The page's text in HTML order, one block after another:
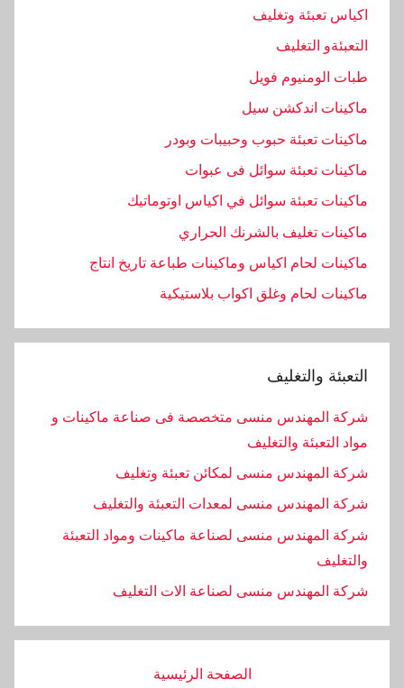
اكياس تعبئة وتغليف
التعبئةو التغليف
طبات الومنيوم فويل
ماكينات اندكشن سيل
ماكينات تعبئة حبوب وحبيبات وبودر
ماكينات تعبئة سوائل فى عبوات
ماكينات تعبئة سوائل في اكياس اوتوماتيك
ماكينات تغليف بالشرنك الحراري
ماكينات لحام اكياس وماكينات طباعة تاريخ انتاج
ماكينات لحام وغلق اكواب بلاستيكية
التعبئة والتغليف
شركة المهندس منسى متخصصة فى صناعة ماكينات و
مواد التعبئة والتغليف
شركة المهندس منسى لمكائن تعبئة وتغليف
شركة المهندس منسى لمعدات التعبئة والتغليف
شركة المهندس منسى لصناعة ماكينات ومواد التعبئة
والتغليف
‏شركة المهندس منسى لصناعة الات التغليف
الصفحة الرئيسية